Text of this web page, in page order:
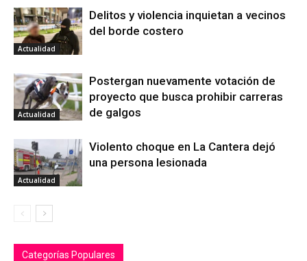
Actualidad
Delitos y violencia inquietan a vecinos
del borde costero
Actualidad
Postergan nuevamente votación de
proyecto que busca prohibir carreras
de galgos
Actualidad
Violento choque en La Cantera dejó
una persona lesionada
Categorías Populares